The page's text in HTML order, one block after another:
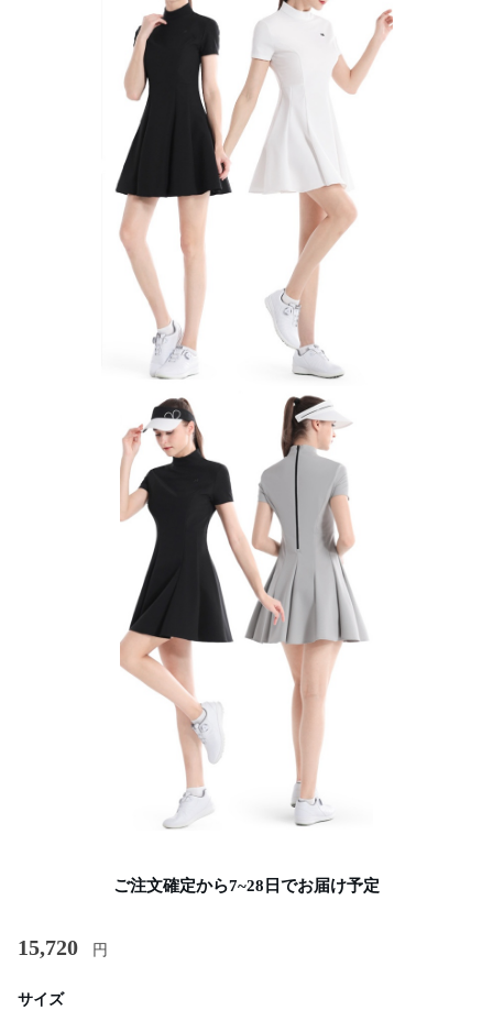
ご注文確定から7~28日でお届け予定
15,720 円
サイズ